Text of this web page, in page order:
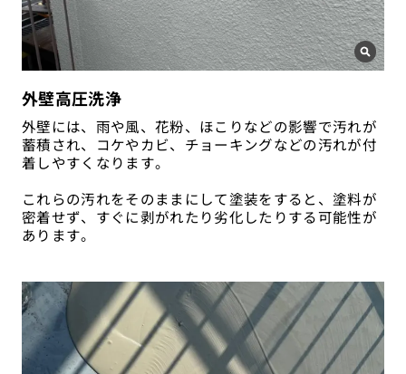
外壁高圧洗浄
外壁には、雨や風、花粉、ほこりなどの影響で汚れが
蓄積され、コケやカビ、チョーキングなどの汚れが付
着しやすくなります。
これらの汚れをそのままにして塗装をすると、塗料が
密着せず、すぐに剥がれたり劣化したりする可能性が
あります。